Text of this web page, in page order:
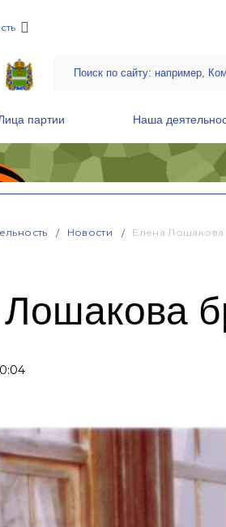
партии Наша
Новости Елена Лошакова